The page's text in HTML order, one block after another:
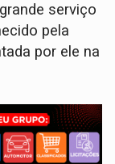
serviço
pela
por ele na